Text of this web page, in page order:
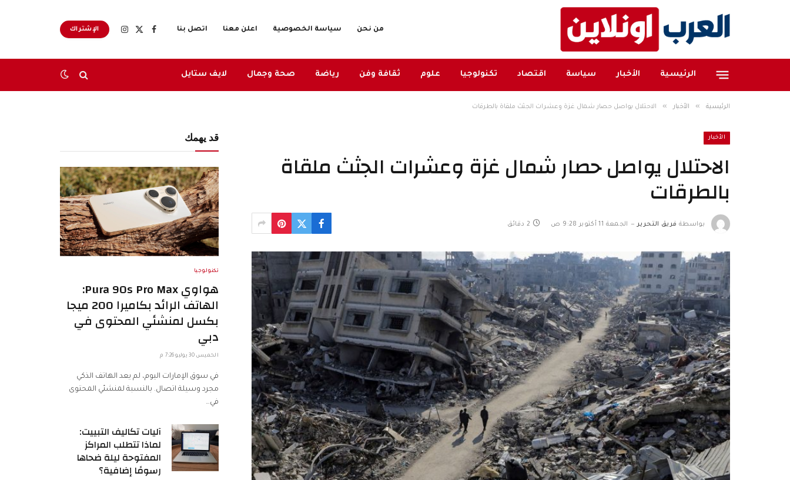
من نحن سياسة الخصوصية اعلن معنا اتصل بنا
فيسبوك
X
الانستغرام
الإشتراك
الرئيسية الأخبار سياسة اقتصاد تكنولوجيا علوم ثقافة وفن رياضة صحة وجمال لايف ستايل
الرئيسية » الأخبار » الاحتلال يواصل حصار شمال غزة وعشرات الجثث ملقاة بالطرقات
الأخبار
الاحتلال يواصل حصار شمال غزة وعشرات الجثث ملقاة
بالطرقات
بواسطة فريق التحرير الجمعة 11 أكتوبر 9:28 ص 2 دقائق
قد يهمك
تكنولوجيا
هواوي Pura 90s Pro Max:
الهاتف الرائد بكاميرا 200 ميجا
بكسل لمنشئي المحتوى في
دبي
الخميس 30 يوليو 7:26 م
في سوق الإمارات اليوم، لم يعد الهاتف الذكي
مجرد وسيلة اتصال. بالنسبة لمنشئي المحتوى
في…
آليات تكاليف التبييت:
لماذا تتطلب المراكز
المفتوحة ليلة ضحاها
رسومًا إضافية؟